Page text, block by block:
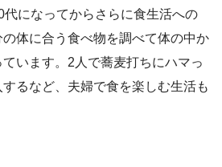
になってからさらに食生活への
体に合う食べ物を調べて体の中か
います。2人で蕎麦打ちにハマっ
るなど、夫婦で食を楽しむ生活も